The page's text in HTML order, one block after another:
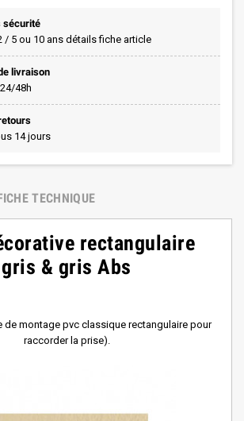
sécurité
/ 5 ou 10 ans détails fiche article
livraison
48h
14 jours
TECHNIQUE
rectangulaire
gris & gris Abs
de montage pvc classique rectangulaire pour
raccorder la prise).